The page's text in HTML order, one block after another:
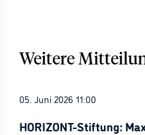
Weitere
05. Juni 2026 11:00
HORIZONT-Stiftung: